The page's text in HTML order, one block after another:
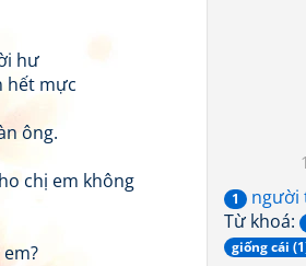
1
người
Từ khoá:
giống cái
hư
hết mực
ông.
chị em không